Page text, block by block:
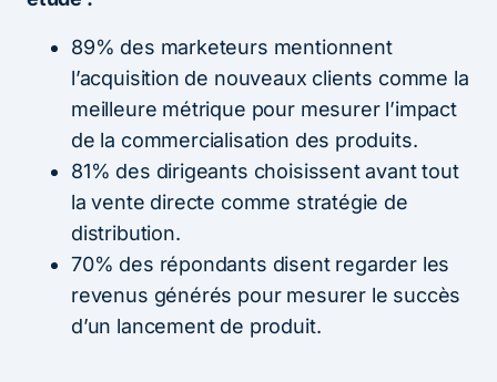
89% des marketeurs mentionnent
l’acquisition de nouveaux clients comme la
meilleure métrique pour mesurer l’impact
de la commercialisation des produits.
81% des dirigeants choisissent avant tout
la vente directe comme stratégie de
distribution.
70% des répondants disent regarder les
revenus générés pour mesurer le succès
d’un lancement de produit.